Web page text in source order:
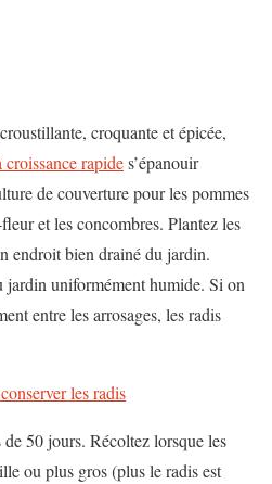
croquante et épicée,
croissance rapides’épanouir
de couverture pour les pommes
et les concombres. Plantez les
endroit bien drainé du jardin.
uniformément humide. Si on
entre les arrosages, les radis
les radis
50 jours. Récoltez lorsque les
ou plus gros (plus le radis est